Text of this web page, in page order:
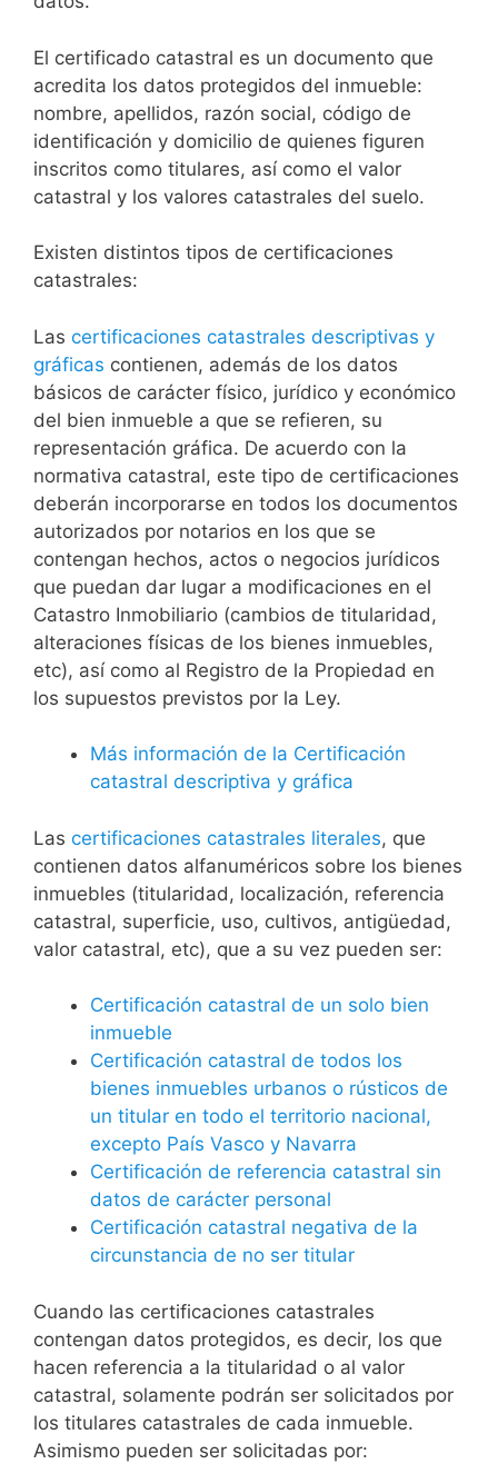
El certificado catastral es un documento que
acredita los datos protegidos del inmueble:
nombre, apellidos, razón social, código de
identificación y domicilio de quienes figuren
inscritos como titulares, así como el valor
catastral y los valores catastrales del suelo.
Existen distintos tipos de certificaciones
catastrales:
Las certificaciones catastrales descriptivas y
gráficas contienen, además de los datos
básicos de carácter físico, jurídico y económico
del bien inmueble a que se refieren, su
representación gráfica. De acuerdo con la
normativa catastral, este tipo de certificaciones
deberán incorporarse en todos los documentos
autorizados por notarios en los que se
contengan hechos, actos o negocios jurídicos
que puedan dar lugar a modificaciones en el
Catastro Inmobiliario (cambios de titularidad,
alteraciones físicas de los bienes inmuebles,
etc), así como al Registro de la Propiedad en
los supuestos previstos por la Ley.
Más información de la Certificación
catastral descriptiva y gráfica
Las certificaciones catastrales literales, que
contienen datos alfanuméricos sobre los bienes
inmuebles (titularidad, localización, referencia
catastral, superficie, uso, cultivos, antigüedad,
valor catastral, etc), que a su vez pueden ser:
Certificación catastral de un solo bien
inmueble
Certificación catastral de todos los
bienes inmuebles urbanos o rústicos de
un titular en todo el territorio nacional,
excepto País Vasco y Navarra
Certificación de referencia catastral sin
datos de carácter personal
Certificación catastral negativa de la
circunstancia de no ser titular
Cuando las certificaciones catastrales
contengan datos protegidos, es decir, los que
hacen referencia a la titularidad o al valor
catastral, solamente podrán ser solicitados por
los titulares catastrales de cada inmueble.
Asimismo pueden ser solicitadas por: